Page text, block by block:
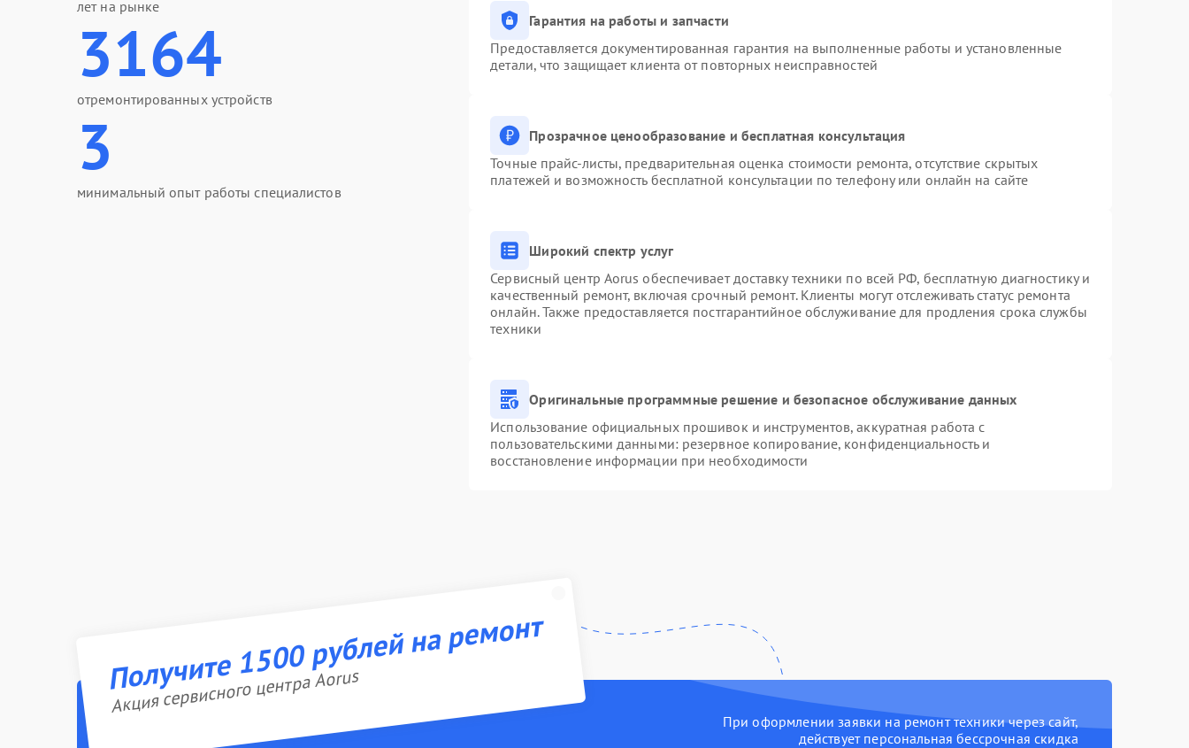
лет на рынке
3164
отремонтированных устройств
3
минимальный опыт работы специалистов
Гарантия на работы и запчасти
Предоставляется документированная гарантия на выполненные работы и установленные
детали, что защищает клиента от повторных неисправностей
Прозрачное ценообразование и бесплатная консультация
Точные прайс-листы, предварительная оценка стоимости ремонта, отсутствие скрытых
платежей и возможность бесплатной консультации по телефону или онлайн на сайте
Широкий спектр услуг
Сервисный центр Aorus обеспечивает доставку техники по всей РФ, бесплатную диагностику и
качественный ремонт, включая срочный ремонт. Клиенты могут отслеживать статус ремонта
онлайн. Также предоставляется постгарантийное обслуживание для продления срока службы
техники
Оригинальные программные решение и безопасное обслуживание данных
Использование официальных прошивок и инструментов, аккуратная работа с
пользовательскими данными: резервное копирование, конфиденциальность и
восстановление информации при необходимости
Получите 1500 рублей на ремонт
Акция сервисного центра Aorus
При оформлении заявки на ремонт техники через сайт,
действует персональная бессрочная скидка